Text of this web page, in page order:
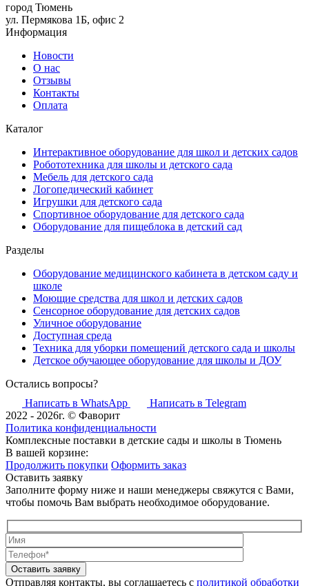
город Тюмень
ул. Пермякова 1Б, офис 2
Информация
Новости
О нас
Отзывы
Контакты
Оплата
Каталог
Интерактивное оборудование для школ и детских садов
Робототехника для школы и детского сада
Мебель для детского сада
Логопедический кабинет
Игрушки для детского сада
Спортивное оборудование для детского сада
Оборудование для пищеблока в детский сад
Разделы
Оборудование медицинского кабинета в детском саду и
школе
Моющие средства для школ и детских садов
Сенсорное оборудование для детских садов
Уличное оборудование
Доступная среда
Техника для уборки помещений детского сада и школы
Детское обучающее оборудование для школы и ДОУ
Остались вопросы?
Написать в WhatsApp
Написать в Telegram
2022 - 2026г. © Фаворит
Политика конфиденциальности
Комплексные поставки в детские сады и школы в Тюмень
В вашей корзине:
Продолжить покупки Оформить заказ
Оставить заявку
Заполните форму ниже и наши менеджеры свяжутся с Вами,
чтобы помочь Вам выбрать необходимое оборудование.
Оставить заявку
Отправляя контакты, вы соглашаетесь с политикой обработки